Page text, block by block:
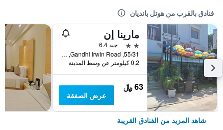
فنادق بالقرب من هوتل بانديان
مارينا إن
2 نجمتين
جيد 6.4
55/31, Gandhi Irwin Road, تشناي, الهند
0.2 كيلومتر عن وسط المدينة
63 ﷼
عرض الصفقة
شاهد المزيد من الفنادق القريبة